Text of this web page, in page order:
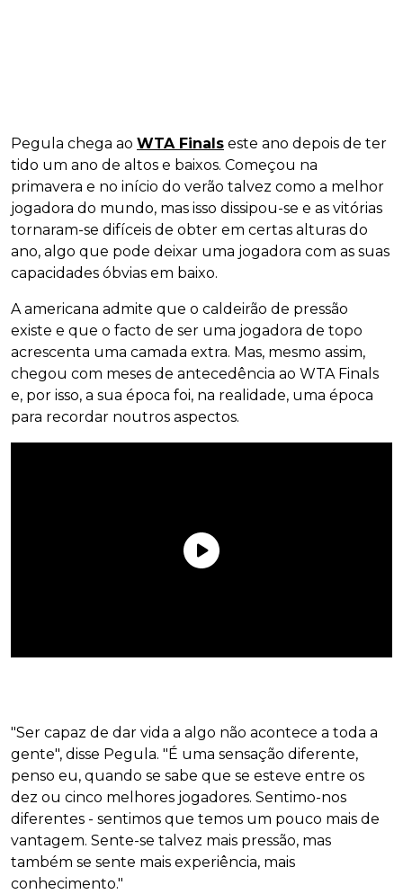
Pegula chega ao WTA Finals este ano depois de ter
tido um ano de altos e baixos. Começou na
primavera e no início do verão talvez como a melhor
jogadora do mundo, mas isso dissipou-se e as vitórias
tornaram-se difíceis de obter em certas alturas do
ano, algo que pode deixar uma jogadora com as suas
capacidades óbvias em baixo.
A americana admite que o caldeirão de pressão
existe e que o facto de ser uma jogadora de topo
acrescenta uma camada extra. Mas, mesmo assim,
chegou com meses de antecedência ao WTA Finals
e, por isso, a sua época foi, na realidade, uma época
para recordar noutros aspectos.
"Ser capaz de dar vida a algo não acontece a toda a
gente", disse Pegula. "É uma sensação diferente,
penso eu, quando se sabe que se esteve entre os
dez ou cinco melhores jogadores. Sentimo-nos
diferentes - sentimos que temos um pouco mais de
vantagem. Sente-se talvez mais pressão, mas
também se sente mais experiência, mais
conhecimento."